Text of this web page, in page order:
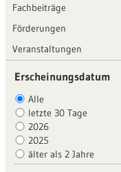
Fachbeiträge
Förderungen
Veranstaltungen
Erscheinungsdatum
Alle
letzte 30 Tage
2026
2025
älter als 2 Jahre